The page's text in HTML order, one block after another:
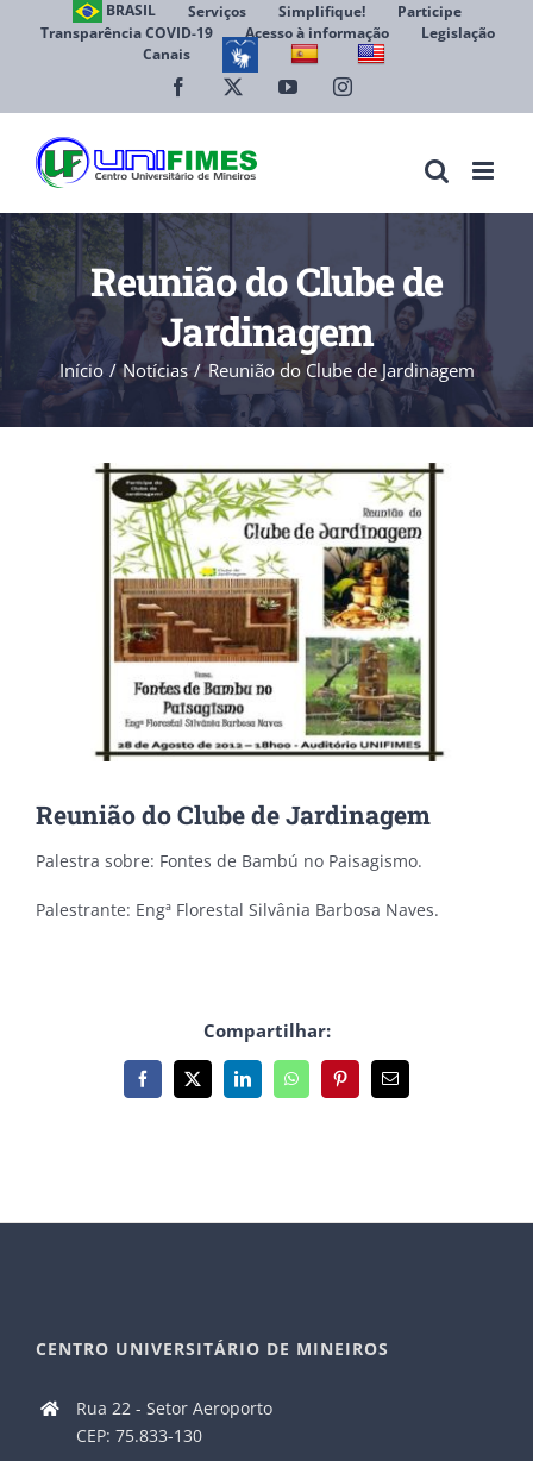
BRASIL Serviços Simplifique!
Participe
Transparência COVID-19
Acesso à informação
Legislação
Canais
Facebook YouTubeInstagram
Reunião do Clube de
Jardinagem
Início Notícias Reunião do Clube de Jardinagem
Reunião do Clube de Jardinagem
Palestra sobre: Fontes de Bambú no Paisagismo.
Palestrante: Engª Florestal Silvânia Barbosa Naves.
Compartilhar:
Facebook
X LinkedInWhatsAppPinterest
E-
mail
CENTRO UNIVERSITÁRIO DE MINEIROS
Rua 22 - Setor Aeroporto
CEP: 75.833-130